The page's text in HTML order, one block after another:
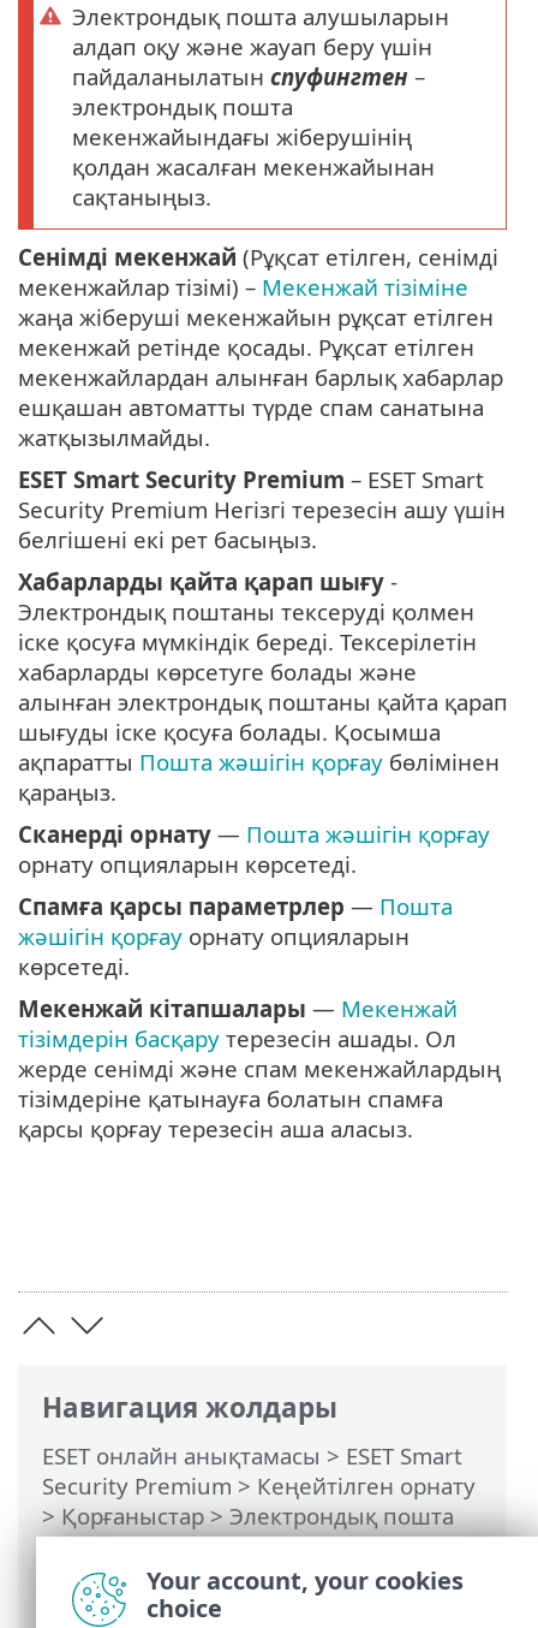
Навигация жолдары
ESET онлайн анықтамасы > ESET Smart
Security Premium > Кеңейтілген орнату
> Қорғаныстар>Электрондық пошта
клиентін қорғау>Пошта жәшігін
қорғау> Біріктірулер> Microsoft
Outlook құралдар тақтасы
Электрондық пошта алушыларын
алдап оқу және жауап беру үшін
пайдаланылатын спуфингтен –
электрондық пошта
мекенжайындағы жіберушінің
қолдан жасалған мекенжайынан
сақтаныңыз.
Сенімді мекенжай (Рұқсат етілген, сенімді
мекенжайлар тізімі) – Мекенжай тізіміне
жаңа жіберуші мекенжайын рұқсат етілген
мекенжай ретінде қосады. Рұқсат етілген
мекенжайлардан алынған барлық хабарлар
ешқашан автоматты түрде спам санатына
жатқызылмайды.
ESET Smart Security Premium – ESET Smart
Security Premium Негізгі терезесін ашу үшін
белгішені екі рет басыңыз.
Хабарларды қайта қарап шығу -
Электрондық поштаны тексеруді қолмен
іске қосуға мүмкіндік береді. Тексерілетін
хабарларды көрсетуге болады және
алынған электрондық поштаны қайта қарап
шығуды іске қосуға болады. Қосымша
ақпаратты Пошта жәшігін қорғау бөлімінен
қараңыз.
Сканерді орнату — Пошта жәшігін қорғау
орнату опцияларын көрсетеді.
Спамға қарсы параметрлер — Пошта
жәшігін қорғау орнату опцияларын
көрсетеді.
Мекенжай кітапшалары — Мекенжай
тізімдерін басқару терезесін ашады. Ол
жерде сенімді және спам мекенжайлардың
тізімдеріне қатынауға болатын спамға
қарсы қорғау терезесін аша аласыз.
Your account, your cookies
choice